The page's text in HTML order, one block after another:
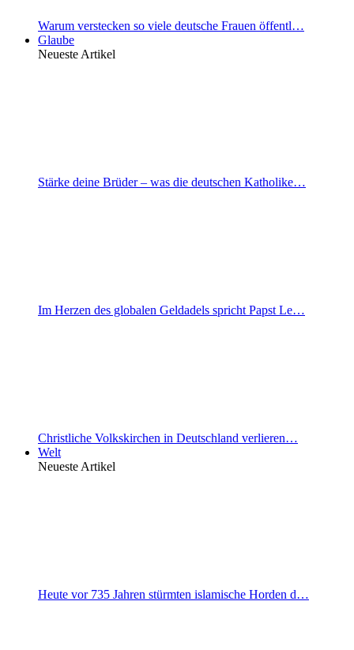
Warum verstecken so viele deutsche Frauen öffentl…
Glaube
Neueste Artikel
Stärke deine Brüder – was die deutschen Katholike…
Im Herzen des globalen Geldadels spricht Papst Le…
Christliche Volkskirchen in Deutschland verlieren…
Welt
Neueste Artikel
Heute vor 735 Jahren stürmten islamische Horden d…